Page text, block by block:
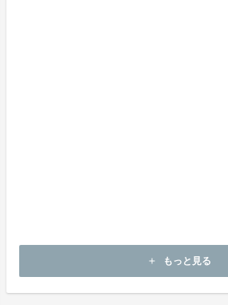
add もっと見る